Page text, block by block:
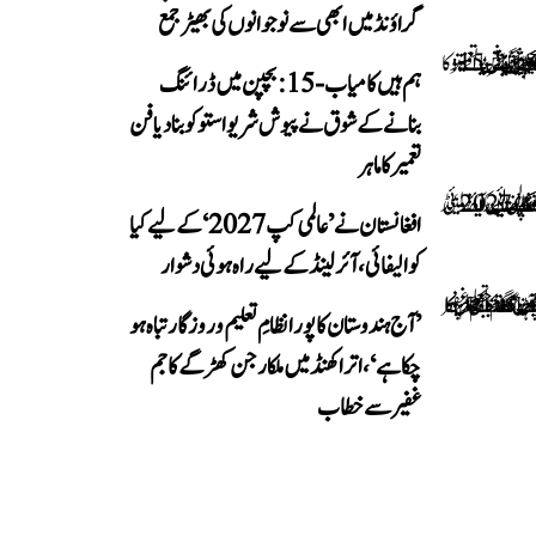
گراؤنڈ میں ابھی سے نوجوانوں کی بھیڑ جمع
ہم ہیں کامیاب-15: بچپن میں ڈرائنگ
بنانے کے شوق نے پیوش شریواستو کو بنا دیا فن
تعمیر کا ماہر
افغانستان نے ’عالمی کپ 2027‘ کے لیے کیا
کوالیفائی، آئرلینڈ کے لیے راہ ہوئی دشوار
’آج ہندوستان کا پورا نظامِ تعلیم و روزگار تباہ ہو
چکا ہے‘، اتراکھنڈ میں ملکارجن کھڑگے کا جم
غفیر سے خطاب